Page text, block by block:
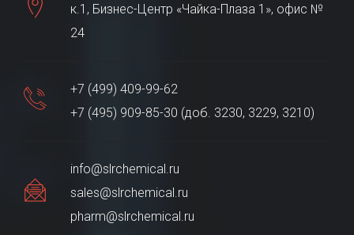
к.1, Бизнес-Центр «Чайка-Плаза 1», офис №
24
+7 (499) 409-99-62
+7 (495) 909-85-30 (доб. 3230, 3229, 3210)
info@slrchemical.ru
sales@slrchemical.ru
pharm@slrchemical.ru